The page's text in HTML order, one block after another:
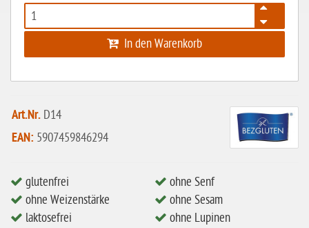
ohne Soja
ohne Erdnüsse
eiweißarm / PKU
ohne Milch
ohne Hafer
In den Warenkorb
Art.Nr. D14
EAN: 5907459846294
glutenfrei
ohne Weizenstärke
laktosefrei
ohne Senf
ohne Sesam
ohne Lupinen